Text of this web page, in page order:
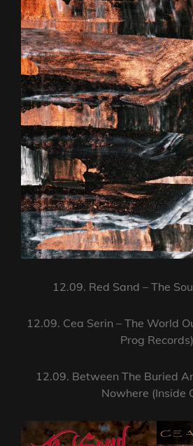
12.09. Red Sand – The
12.09. Cea Serin – The World
Prog Records)
12.09. Between The Buried
Nowhere (Inside